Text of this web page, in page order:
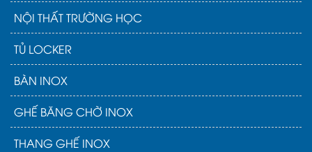
NỘI THẤT TRƯỜNG HỌC
TỦ LOCKER
BÀN INOX
GHẾ BĂNG CHỜ INOX
THANG GHẾ INOX